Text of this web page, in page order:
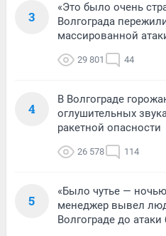
3
«Это было очень
Волгограда
массированной
29 801 44
4
В Волгограде
оглушительных
ракетной опасности
26 578 114
5
«Было чутье — ночью
менеджер вывел
Волгограде до